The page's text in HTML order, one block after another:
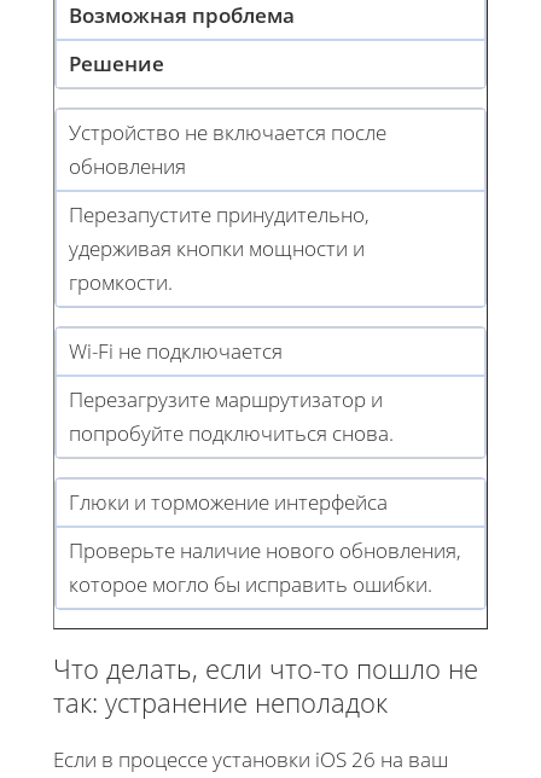
Возможная проблема
Решение
Устройство не включается после
обновления
Перезапустите принудительно,
удерживая кнопки мощности и
громкости.
Wi-Fi не подключается
Перезагрузите маршрутизатор и
попробуйте подключиться снова.
Глюки и торможение интерфейса
Проверьте наличие нового обновления,
которое могло бы исправить ошибки.
Что делать, если что-то пошло не
так: устранение неполадок
Если в процессе установки iOS 26 на ваш